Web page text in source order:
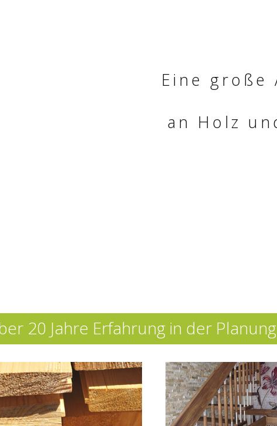
Eine große
an Holz
20 Jahre Erfahrung in der